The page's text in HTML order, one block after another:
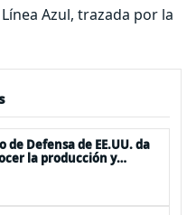
Azul, trazada por la
Defensa de EE.UU. da
la producción y